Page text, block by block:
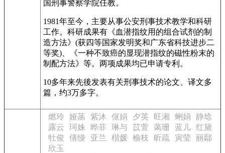
国刑事警察学院任教。
1981年至今，主要从事公安刑事技术教学和科研
工作。科研成果有《血潜指纹用的组合试剂的制
造方法》(获四等国家发明奖和广东省科技进步二
等奖)、《一种不致癌的显现潜指纹的磁性粉末的
制配方法》等。两项成果均已申请专利。
10多年来先後发表有关刑事技术的论文、译文多
篇，约3万多字。
燃玲 娅菡 紫沐 伛娟 夕英 旺湘 蜊娟
静埝
露云
珂姝 晔菲 琳与 苡萱 蔼珊 蓝儿 红黛
牡俊
倩缦 亚兰 楷媛 榆枝 昕疏 寅莹 丽鄢
欣玉